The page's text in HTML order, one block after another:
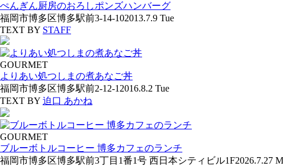
ぺんぎん厨房のおろしポンズハンバーグ
福岡市博多区博多駅前3-14-102013.7.9 Tue
TEXT BY STAFF
GOURMET
よりあい処つしまの煮あなご丼
福岡市博多区博多駅前2-12-1 2016.8.2 Tue
TEXT BY 迫口 あかね
GOURMET
ブルーボトルコーヒー 博多カフェのランチ
福岡市博多区博多駅前3丁目1番1号 西日本シティビル1F2026.7.27